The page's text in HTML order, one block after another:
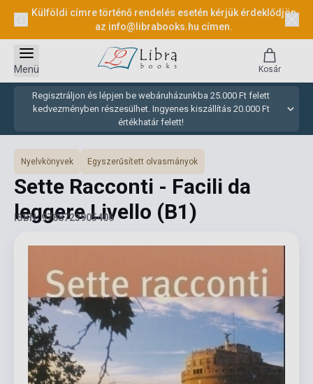
Külföldi címre történő rendelés esetén kérjük érdeklődjön
az info@librabooks.hu címen.
Regisztráljon és lépjen be webáruházunkba 25.000 Ft felett
kedvezményben részesülhet. Ingyenes kiszállítás 20.000 Ft
értékhatár felett!
Menü Kosár
Nyelvkönyvek Egyszerűsített olvasmányok
Sette Racconti - Facili da
leggere Livello (B1)
ISBN: 9788723905406